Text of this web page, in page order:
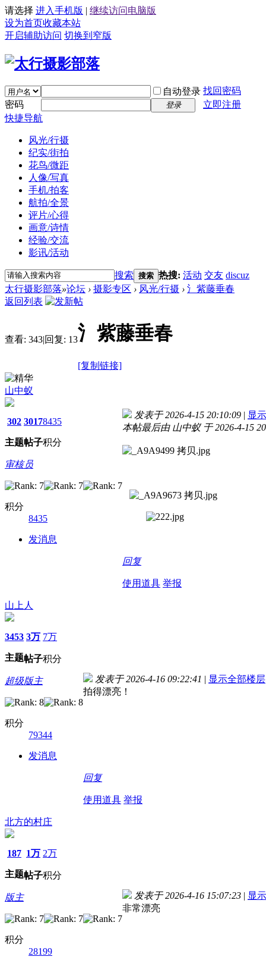
请选择 进入手机版 | 继续访问电脑版
设为首页收藏本站
开启辅助访问 切换到窄版
自动登录 找回密码
密码
登录
立即注册
快捷导航
风光/行摄
纪实/街拍
花鸟/微距
人像/写真
手机/拍客
航拍/全景
评片/心得
画意/诗情
经验/交流
影讯/活动
搜索 搜索 热搜: 活动 交友 discuz
太行摄影部落»论坛 › 摄影专区 › 风光/行摄 › 氵紫藤垂春
返回列表
查看: 343|回复: 13氵紫藤垂春
[复制链接]
山中蚁
302
主题
3017
帖子
8435
积分
审核员
积分
8435
发消息
发表于 2026-4-15 20:10:09 | 显
本帖最后由 山中蚁 于 2026-4-15
回复
使用道具 举报
山上人
3453
主题
3万
帖子
7万
积分
超级版主
积分
79344
发消息
发表于 2026-4-16 09:22:41 | 显示全部楼层
拍得漂亮！
回复
使用道具 举报
北方的村庄
187
主题
1万
帖子
2万
积分
版主
积分
28199
发表于 2026-4-16 15:07:23 | 显
非常漂亮